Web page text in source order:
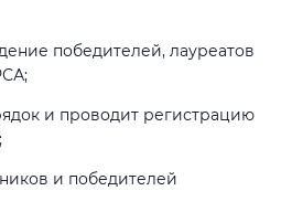
победителей, лауреатов
и проводит регистрацию
и победителей